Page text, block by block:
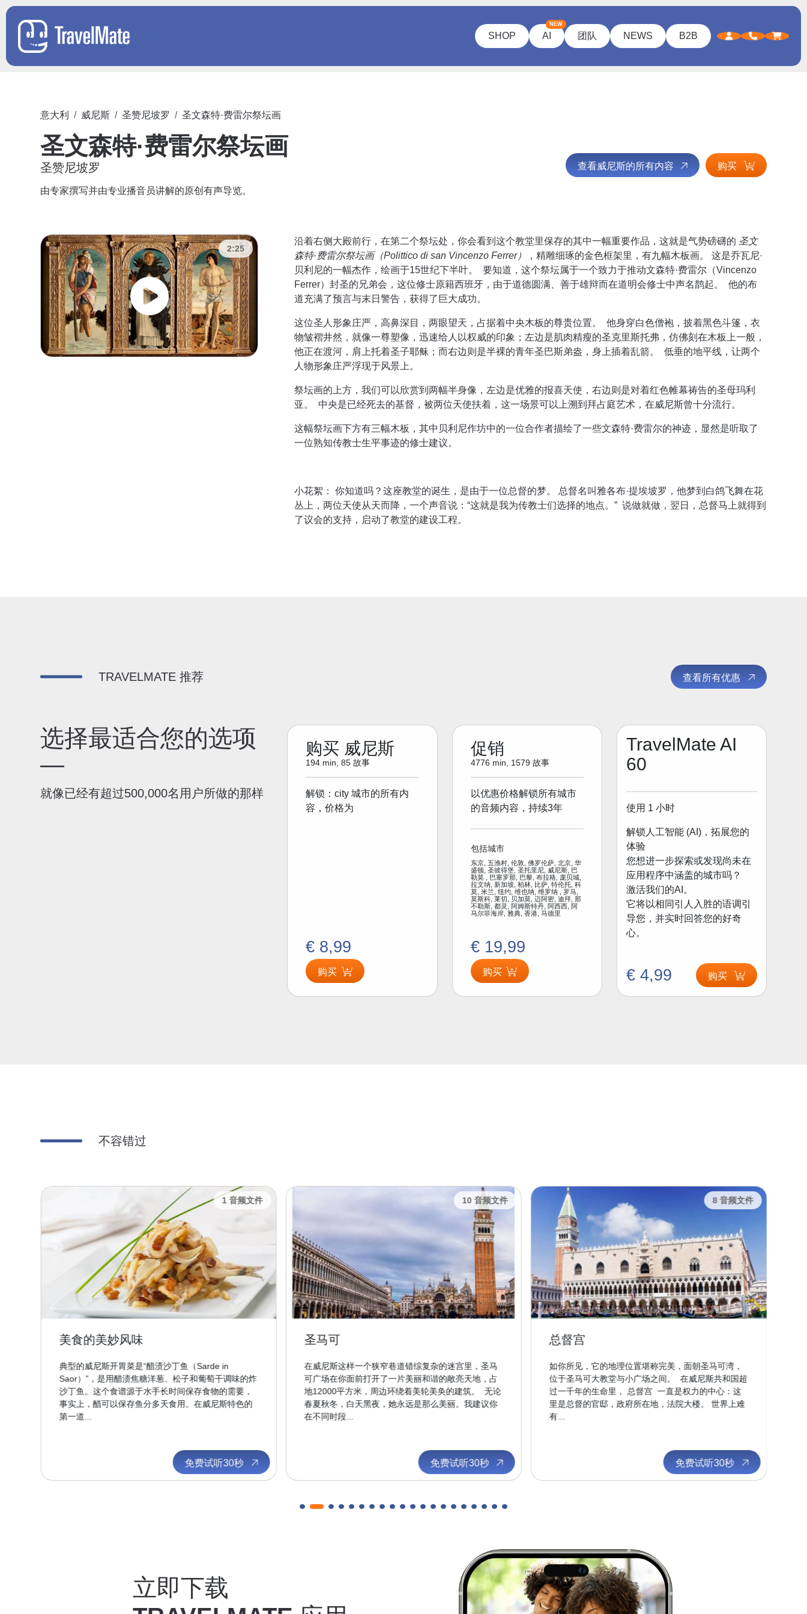
SHOP AI
NEW
团队 NEWS B2B
意大利 威尼斯 圣赞尼坡罗 圣文森特·费雷尔祭坛画
圣文森特·费雷尔祭坛画
圣赞尼坡罗
由专家撰写并由专业播音员讲解的原创有声导览。
查看威尼斯的所有内容 购买
2:25
沿着右侧大殿前行，在第二个祭坛处，你会看到这个教堂里保存的其中一幅重要作品，这就是气势磅礴的 圣文
森特·费雷尔祭坛画（Polittico di san Vincenzo Ferrer）
，精雕细琢的金色框架里，有九幅木板画。 这是乔瓦尼·
贝利尼的一幅杰作，绘画于15世纪下半叶。 要知道，这个祭坛属于一个致力于推动文森特·费雷尔（Vincenzo
Ferrer）封圣的兄弟会，这位修士原籍西班牙，由于道德圆满、善于雄辩而在道明会修士中声名鹊起。 他的布
道充满了预言与末日警告，获得了巨大成功。
这位圣人形象庄严，高鼻深目，两眼望天，占据着中央木板的尊贵位置。 他身穿白色僧袍，披着黑色斗篷，衣
物皱褶井然，就像一尊塑像，迅速给人以权威的印象；左边是肌肉精瘦的圣克里斯托弗，仿佛刻在木板上一般，
他正在渡河，肩上托着圣子耶稣；而右边则是半裸的青年圣巴斯弟盎，身上插着乱箭。 低垂的地平线，让两个
人物形象庄严浮现于风景上。
祭坛画的上方，我们可以欣赏到两幅半身像，左边是优雅的报喜天使，右边则是对着红色帷幕祷告的圣母玛利
亚。 中央是已经死去的基督，被两位天使扶着，这一场景可以上溯到拜占庭艺术，在威尼斯曾十分流行。
这幅祭坛画下方有三幅木板，其中贝利尼作坊中的一位合作者描绘了一些文森特·费雷尔的神迹，显然是听取了
一位熟知传教士生平事迹的修士建议。
小花絮： 你知道吗？这座教堂的诞生，是由于一位总督的梦。 总督名叫雅各布·提埃坡罗，他梦到白鸽飞舞在花
丛上，两位天使从天而降，一个声音说：“这就是我为传教士们选择的地点。” 说做就做，翌日，总督马上就得到
了议会的支持，启动了教堂的建设工程。
TRAVELMATE 推荐 查看所有优惠
选择最适合您的选项
—
就像已经有超过500,000名用户所做的那样
购买 威尼斯
194 min, 85 故事
解锁：city 城市的所有内
容，价格为
€ 8,99
购买
促销
4776 min, 1579 故事
以优惠价格解锁所有城市
的音频内容，持续3年
包括城市
东京, 五渔村, 伦敦, 佛罗伦萨, 北京, 华
盛顿, 圣彼得堡, 圣托里尼, 威尼斯, 巴
勒莫 , 巴塞罗那, 巴黎, 布拉格, 庞贝城,
拉文纳, 新加坡, 柏林, 比萨, 特伦托, 科
莫, 米兰, 纽约, 维也纳, 维罗纳 , 罗马,
莫斯科, 莱切, 贝加莫, 迈阿密, 迪拜, 那
不勒斯, 都灵, 阿姆斯特丹, 阿西西, 阿
马尔菲海岸, 雅典, 香港, 马德里
€ 19,99
购买
TravelMate AI
60
使用 1 小时
解锁人工智能 (AI)，拓展您的
体验
您想进一步探索或发现尚未在
应用程序中涵盖的城市吗？
激活我们的AI。
它将以相同引人入胜的语调引
导您，并实时回答您的好奇
心。
€ 4,99 购买
不容错过
1 音频文件
美食的美妙风味
典型的威尼斯开胃菜是“醋渍沙丁鱼（Sarde in
Saor）”，是用醋渍焦糖洋葱、松子和葡萄干调味的炸
沙丁鱼。这个食谱源于水手长时间保存食物的需要，
事实上，醋可以保存鱼分多天食用。在威尼斯特色的
第一道...
免费试听30秒
10 音频文件
圣马可
在威尼斯这样一个狭窄巷道错综复杂的迷宫里，圣马
可广场在你面前打开了一片美丽和谐的敞亮天地，占
地12000平方米，周边环绕着美轮美奂的建筑。 无论
春夏秋冬，白天黑夜，她永远是那么美丽。我建议你
在不同时段...
免费试听30秒
8 音频文件
总督宫
如你所见，它的地理位置堪称完美，面朝圣马可湾，
位于圣马可大教堂与小广场之间。 在威尼斯共和国超
过一千年的生命里， 总督宫 一直是权力的中心：这
里是总督的官邸，政府所在地，法院大楼。 世界上难
有...
免费试听30秒
立即下载